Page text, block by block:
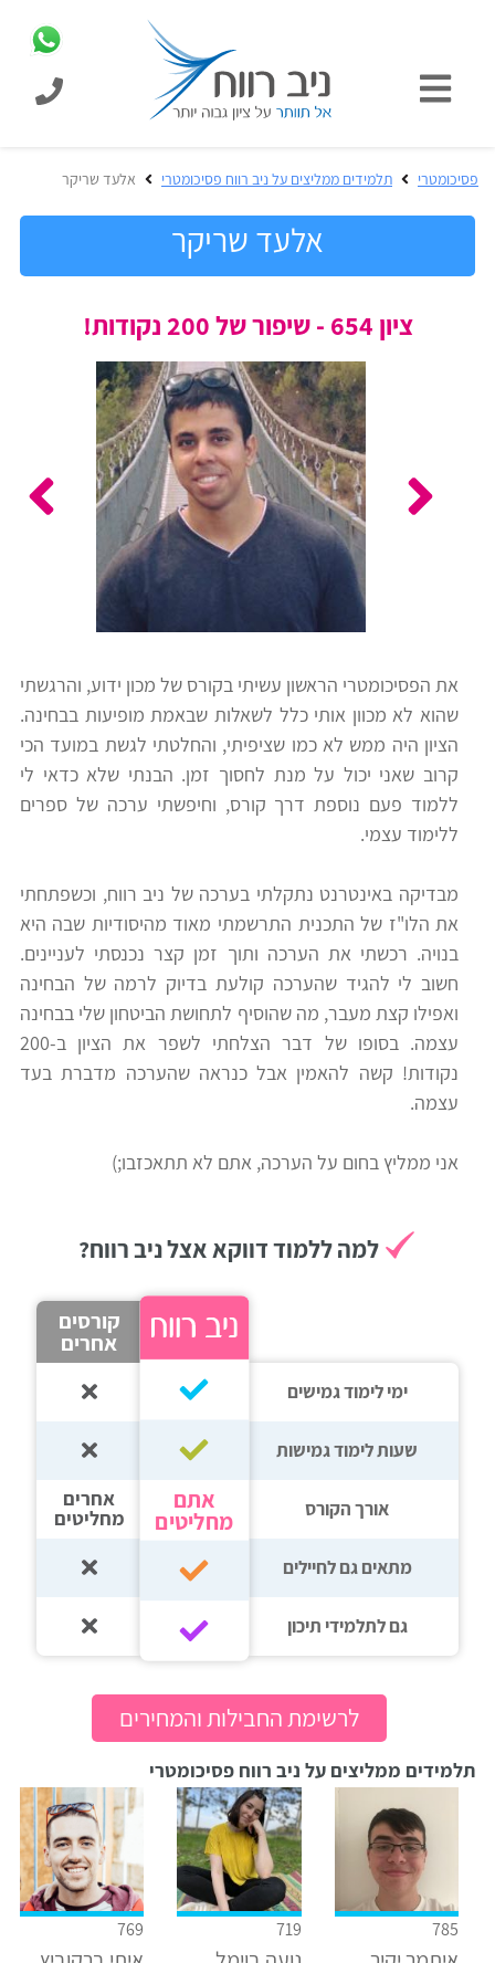
כניסת
תלמידים
לפסיכומטרי
מידע
כללי
קורסי
תלמידים
ממליצים
המוצרים
מבית
רווח
בחינות
הכנה
לצה"ל
וחטיבות
ביניים
הכנה
למבחני
לעבודה
ניב
רווח
חיפוש
לימודים
פסיכומטרי תלמידים ממליצים על ניב רווח פסיכומטרי אלעד שריקר
אלעד שריקר
ציון 654 - שיפור של 200 נקודות!
את הפסיכומטרי הראשון עשיתי בקורס של מכון ידוע, והרגשתי
שהוא לא מכוון אותי כלל לשאלות שבאמת מופיעות בבחינה.
הציון היה ממש לא כמו שציפיתי, והחלטתי לגשת במועד הכי
קרוב שאני יכול על מנת לחסוך זמן. הבנתי שלא כדאי לי
ללמוד פעם נוספת דרך קורס, וחיפשתי ערכה של ספרים
ללימוד עצמי.
מבדיקה באינטרנט נתקלתי בערכה של ניב רווח, וכשפתחתי
את הלו"ז של התכנית התרשמתי מאוד מהיסודיות שבה היא
בנויה. רכשתי את הערכה ותוך זמן קצר נכנסתי לעניינים.
חשוב לי להגיד שהערכה קולעת בדיוק לרמה של הבחינה
ואפילו קצת מעבר, מה שהוסיף לתחושת הביטחון שלי בבחינה
עצמה. בסופו של דבר הצלחתי לשפר את הציון ב-200
נקודות! קשה להאמין אבל כנראה שהערכה מדברת בעד
עצמה.
אני ממליץ בחום על הערכה, אתם לא תתאכזבו;)
למה ללמוד דווקא אצל ניב רווח?
ימי לימוד גמישים
שעות לימוד גמישות
אורך הקורס
מתאים גם לחיילים
גם לתלמידי תיכון‎‏
אתם
מחליטים
קורסים
אחרים
אחרים
מחליטים
לרשימת החבילות והמחירים
תלמידים ממליצים על ניב רווח פסיכומטרי
785
719
769